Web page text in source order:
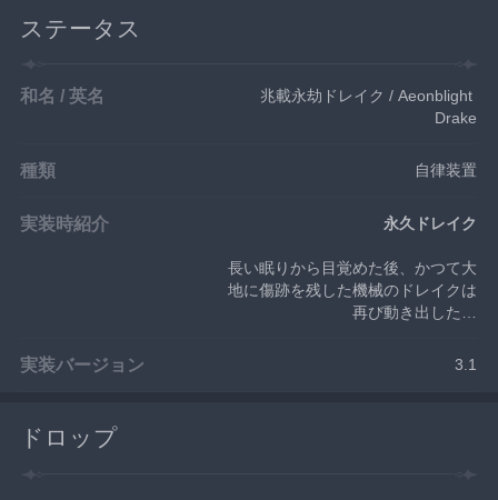
ステータス
和名 / 英名
兆載永劫ドレイク / Aeonblight
Drake
種類 自律装置
実装時紹介 永久ドレイク
長い眠りから目覚めた後、かつて大
地に傷跡を残した機械のドレイクは
再び動き出した…
実装バージョン 3.1
ドロップ